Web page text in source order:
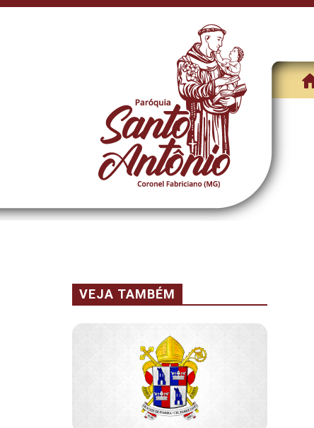
VEJA TAMBÉM